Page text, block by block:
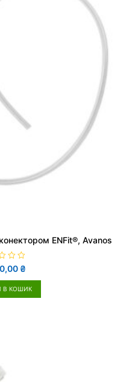
ENFit®, Avanos
₴
В КОШИК